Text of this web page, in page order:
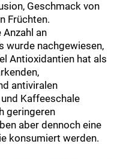
Geschmack von
Früchten.
Anzahl an
wurde nachgewiesen,
Antioxidantien hat als
antiviralen
Kaffeeschale
geringeren
aber dennoch eine
konsumiert werden.